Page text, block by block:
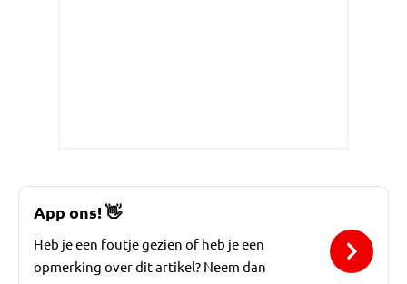
App ons!👋
Heb je een foutje gezien of heb je een
opmerking over dit artikel? Neem dan